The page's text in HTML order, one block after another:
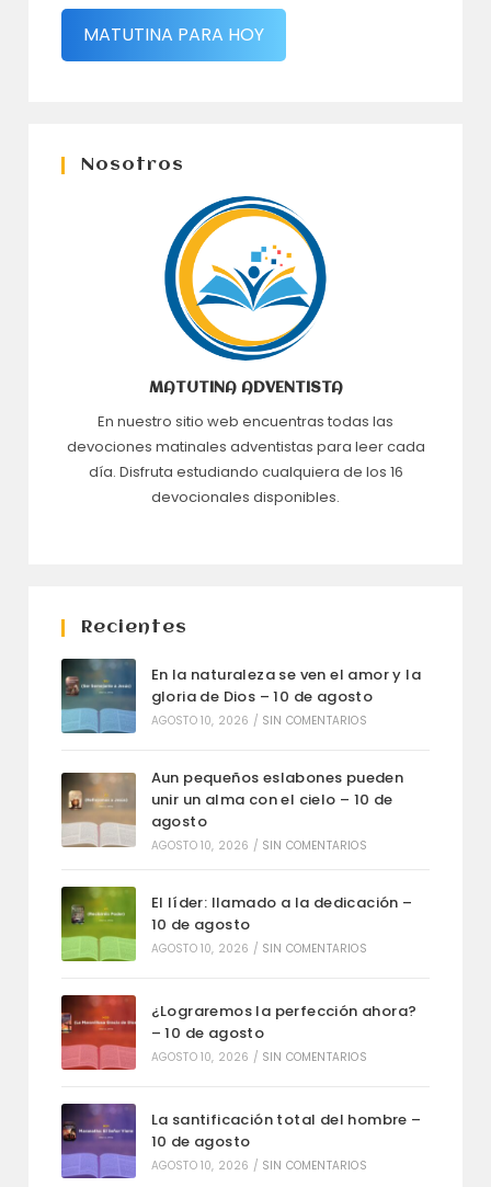
MATUTINA PARA HOY
Nosotros
MATUTINA ADVENTISTA
En nuestro sitio web encuentras todas las
devociones matinales adventistas para leer cada
día. Disfruta estudiando cualquiera de los 16
devocionales disponibles.
Recientes
En la naturaleza se ven el amor y la
gloria de Dios – 10 de agosto
AGOSTO 10, 2026 / SIN COMENTARIOS
Aun pequeños eslabones pueden
unir un alma con el cielo – 10 de
agosto
AGOSTO 10, 2026 / SIN COMENTARIOS
El líder: llamado a la dedicación –
10 de agosto
AGOSTO 10, 2026 / SIN COMENTARIOS
¿Lograremos la perfección ahora?
– 10 de agosto
AGOSTO 10, 2026 / SIN COMENTARIOS
La santificación total del hombre –
10 de agosto
AGOSTO 10, 2026 / SIN COMENTARIOS